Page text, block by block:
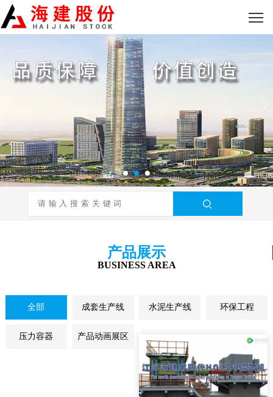
产品展示
BUSINESS AREA
全部 成套生产线 水泥生产线 环保工程
压力容器 产品动画展区